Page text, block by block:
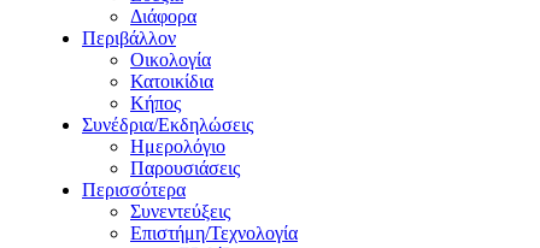
Διάφορα
Περιβάλλον
Οικολογία
Κατοικίδια
Κήπος
Συνέδρια/Εκδηλώσεις
Ημερολόγιο
Παρουσιάσεις
Περισσότερα
Συνεντεύξεις
Επιστήμη/Τεχνολογία